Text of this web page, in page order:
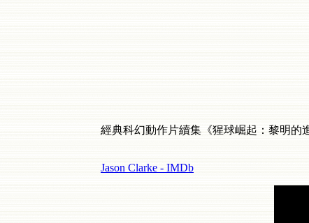
經典科幻動作片續集《猩球崛起：黎明的
Jason Clarke - IMDb